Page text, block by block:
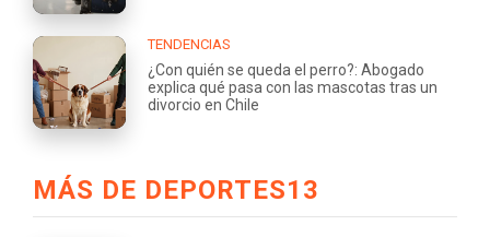
TENDENCIAS
¿Con quién se queda el perro?: Abogado
explica qué pasa con las mascotas tras un
divorcio en Chile
MÁS DE DEPORTES13